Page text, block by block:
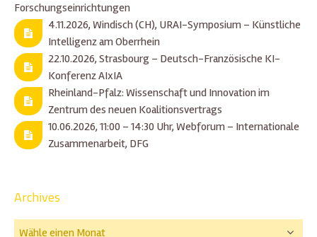
Forschungseinrichtungen
4.11.2026, Windisch (CH), URAI-Symposium – Künstliche
Intelligenz am Oberrhein
22.10.2026, Strasbourg – Deutsch-Französische KI-
Konferenz AIxIA
Rheinland-Pfalz: Wissenschaft und Innovation im
Zentrum des neuen Koalitionsvertrags
10.06.2026, 11:00 – 14:30 Uhr, Webforum – Internationale
Zusammenarbeit, DFG
Archives